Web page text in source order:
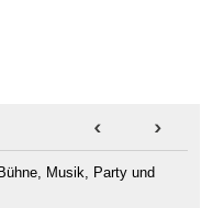
< >
Musik, Party und